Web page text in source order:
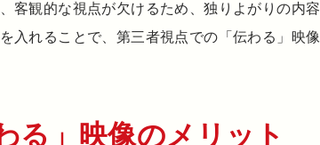
客観的な視点が欠けるため、独りよがりの内容
入れることで、第三者視点での「伝わる」映像
る」映像のメリット